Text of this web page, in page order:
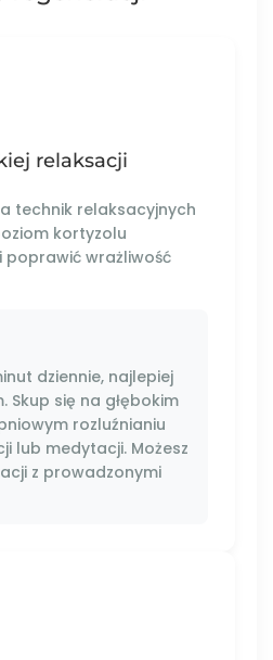
relaksacji
technik relaksacyjnych
kortyzolu
wrażliwość
dziennie, najlepiej
Skup się na głębokim
rozluźnianiu
lub medytacji. Możesz
z prowadzonymi